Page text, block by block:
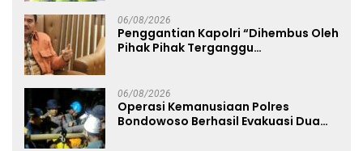
06/08/2026
Penggantian Kapolri “Dihembus Oleh
Pihak Pihak Terganggu
06/08/2026
Operasi Kemanusiaan Polres
Bondowoso Berhasil Evakuasi Dua